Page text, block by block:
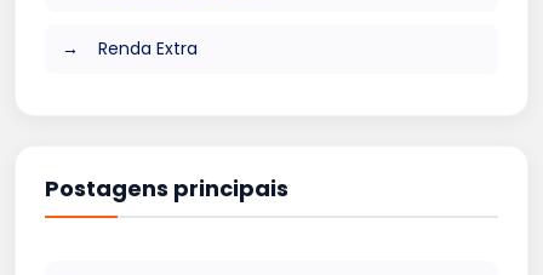
Renda Extra
Postagens principais